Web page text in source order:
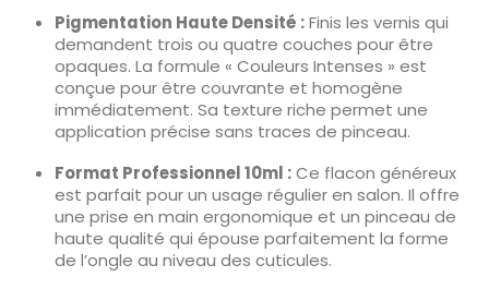
Pigmentation Haute Densité :Finis les vernis qui
demandent trois ou quatre couches pour être
opaques. La formule « Couleurs Intenses » est
conçue pour être couvrante et homogène
immédiatement. Sa texture riche permet une
application précise sans traces de pinceau.
Format Professionnel 10ml :Ce flacon généreux
est parfait pour un usage régulier en salon. Il offre
une prise en main ergonomique et un pinceau de
haute qualité qui épouse parfaitement la forme
de l’ongle au niveau des cuticules.